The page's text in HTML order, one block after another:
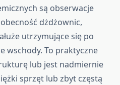
są obserwacje
dżdżownic,
utrzymujące się po
wschody. To praktyczne
lub jest nadmiernie
sprzęt lub zbyt częstą